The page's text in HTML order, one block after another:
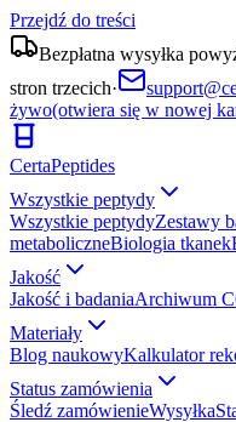
Przejdź do treści
Bezpłatna wysyłka
stron trzecich·
żywo(otwiera się w nowej
CertaPeptides
Wszystkie peptydy
Wszystkie peptydyZestawy
metaboliczneBiologia tkanek
Jakość
Jakość i badaniaArchiwum
Materiały
Blog naukowyKalkulator
Status zamówienia
Śledź zamówienieWysyłka